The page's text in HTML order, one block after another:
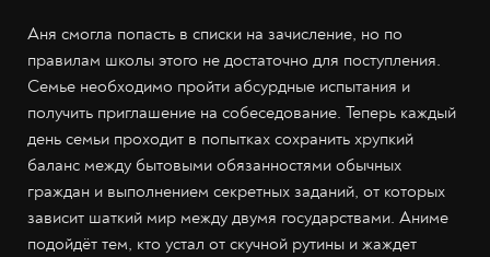
Аня смогла попасть в списки на зачисление, но по
правилам школы этого не достаточно для поступления.
Семье необходимо пройти абсурдные испытания и
получить приглашение на собеседование. Теперь каждый
день семьи проходит в попытках сохранить хрупкий
баланс между бытовыми обязанностями обычных
граждан и выполнением секретных заданий, от которых
зависит шаткий мир между двумя государствами. Аниме
подойдёт тем, кто устал от скучной рутины и жаждет